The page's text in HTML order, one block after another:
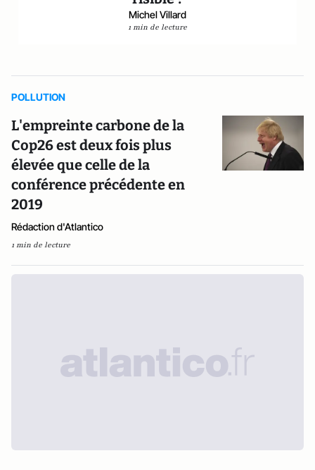
Michel Villard
1 min de lecture
POLLUTION
L'empreinte carbone de la
Cop26 est deux fois plus
élevée que celle de la
conférence précédente en
2019
Rédaction d'Atlantico
1 min de lecture